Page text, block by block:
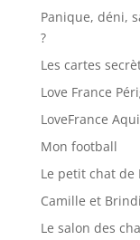
Panique, déni,
?
Les cartes
Love France
LoveFrance
Mon football
Le petit chat de
Camille et
Le salon des